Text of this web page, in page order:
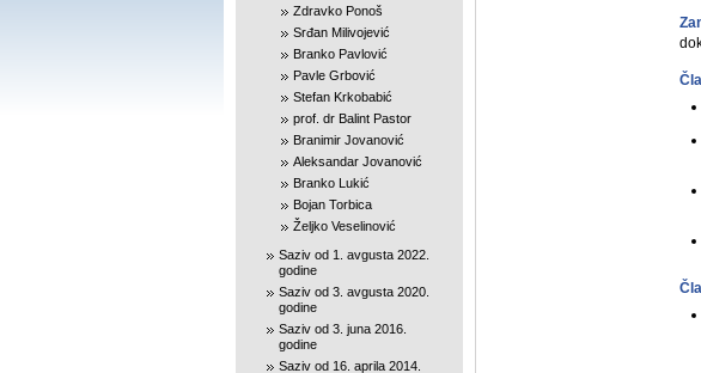
Zdravko Ponoš
Srđan Milivojević
Branko Pavlović
Pavle Grbović
Stefan Krkobabić
prof. dr Balint Pastor
Branimir Jovanović
Aleksandar Jovanović
Branko Lukić
Bojan Torbica
Željko Veselinović
Saziv od 1. avgusta 2022.
godine
Saziv od 3. avgusta 2020.
godine
Saziv od 3. juna 2016.
godine
Saziv od 16. aprila 2014.